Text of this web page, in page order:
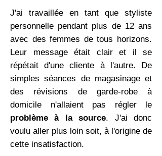
J'ai travaillée en tant que styliste
personnelle pendant plus de 12 ans
avec des femmes de tous horizons.
Leur message était clair et il se
répétait d'une cliente à l'autre. De
simples séances de magasinage et
des révisions de garde-robe à
domicile n'allaient pas régler le
problème à la source. J'ai donc
voulu aller plus loin soit, à l'origine de
cette insatisfaction.